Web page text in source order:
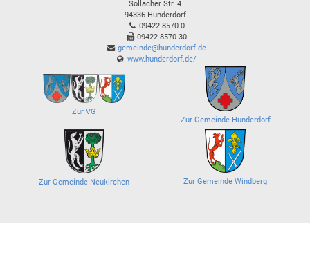
Sollacher Str. 4
94336 Hunderdorf
09422 8570-0
09422 8570-30
gemeinde@hunderdorf.de
www.hunderdorf.de/
Zur VG
Zur Gemeinde Hunderdorf
Zur Gemeinde Neukirchen Zur Gemeinde Windberg